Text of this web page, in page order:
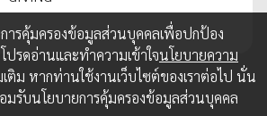
การคุ้มครองข้อมูลส่วนบุคคลเพื่อปกป้อง
รดอ่านและทำความเข้าใจนโยบายความ
เติม หากท่านใช้งานเว็บไซต์ของเราต่อไป นั่น
มรับนโยบายการคุ้มครองข้อมูลส่วนบุคคล